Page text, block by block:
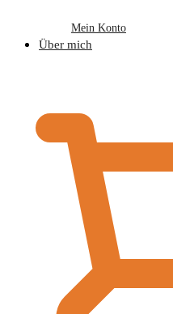
Mein Konto
Über mich